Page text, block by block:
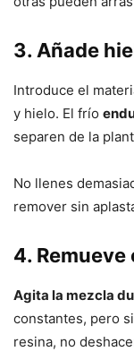
3. Añade
Introduce el
y hielo. El frío
separen de la
No llenes
remover sin
4.
Agita la mezcla
constantes, pero
resina, no